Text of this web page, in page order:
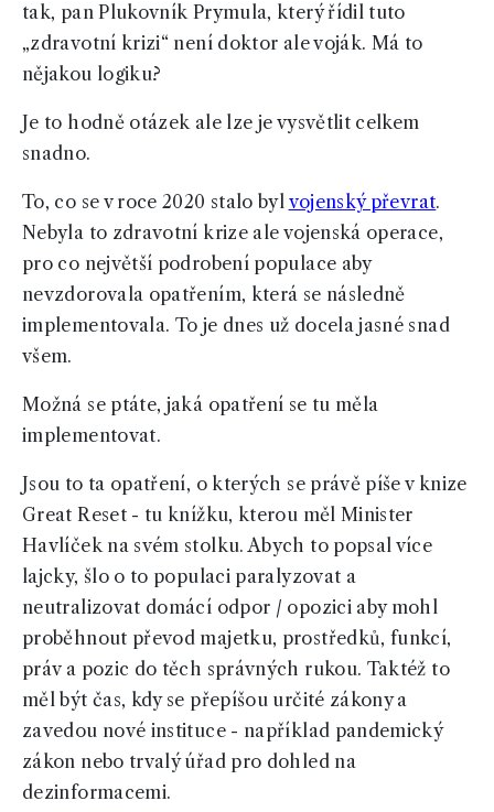
tak, pan Plukovník Prymula, který řídil tuto
„zdravotní krizi“ není doktor ale voják. Má to
nějakou logiku?
Je to hodně otázek ale lze je vysvětlit celkem
snadno.
To, co se v roce 2020 stalo byl vojenský převrat.
Nebyla to zdravotní krize ale vojenská operace,
pro co největší podrobení populace aby
nevzdorovala opatřením, která se následně
implementovala. To je dnes už docela jasné snad
všem.
Možná se ptáte, jaká opatření se tu měla
implementovat.
Jsou to ta opatření, o kterých se právě píše v knize
Great Reset - tu knížku, kterou měl Minister
Havlíček na svém stolku. Abych to popsal více
lajcky, šlo o to populaci paralyzovat a
neutralizovat domácí odpor / opozici aby mohl
proběhnout převod majetku, prostředků, funkcí,
práv a pozic do těch správných rukou. Taktéž to
měl být čas, kdy se přepíšou určité zákony a
zavedou nové instituce - například pandemický
zákon nebo trvalý úřad pro dohled na
dezinformacemi.